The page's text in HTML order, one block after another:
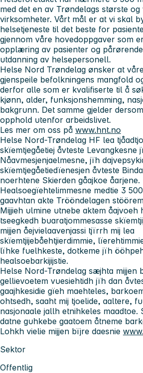
med det en av Trøndelags største og
virksomheter. Vårt mål er at vi skal
helsetjeneste til det beste for
gjennom våre hovedoppgaver som
opplæring av pasienter og
utdanning av helsepersonell.
Helse Nord Trøndelag ønsker at
gjenspeile befolkningens mangfold
derfor alle som er kvalifiserte til å
kjønn, alder, funksjonshemming,
bakgrunn. Det samme gjelder
opphold utenfor arbeidslivet.
Les mer om oss på www.hnt.no
Helse Nord-Trøndelag HF lea
skïemtjegåetiej åvteste Levangkesne
Nåavmesjenjaelmesne, jïh
skïemtjegåetiedïenesjen åvteste
noerhtene Skierden gåajkoe åarjene.
Healsoegïehtelimmesne medtie 3
gaavhtan akte Trööndelagen
Mijjieh ulmine utnebe aktem åajvoeh
tseegkedh buaratjommesasse
mijjen åejvielaavenjassi tjïrrh mij lea
skïemtjijebåehtjierdimmie,
lïhke fuelhkeste, dotkeme jïh
healsoebarkijijstie.
Helse Nord-Trøndelag sæjhta mijjen
gellievoetem vuesiehtidh jïh dan
gaajhkesidie gïeh maehteles,
ohtsedh, saaht mij tjoelide, aaltere,
nasjonaale jallh etnihkeles maadtoe.
datne guhkebe gaatoem åtneme
Lohkh vielie mijjen bïjre daesnie
Sektor
Offentlig